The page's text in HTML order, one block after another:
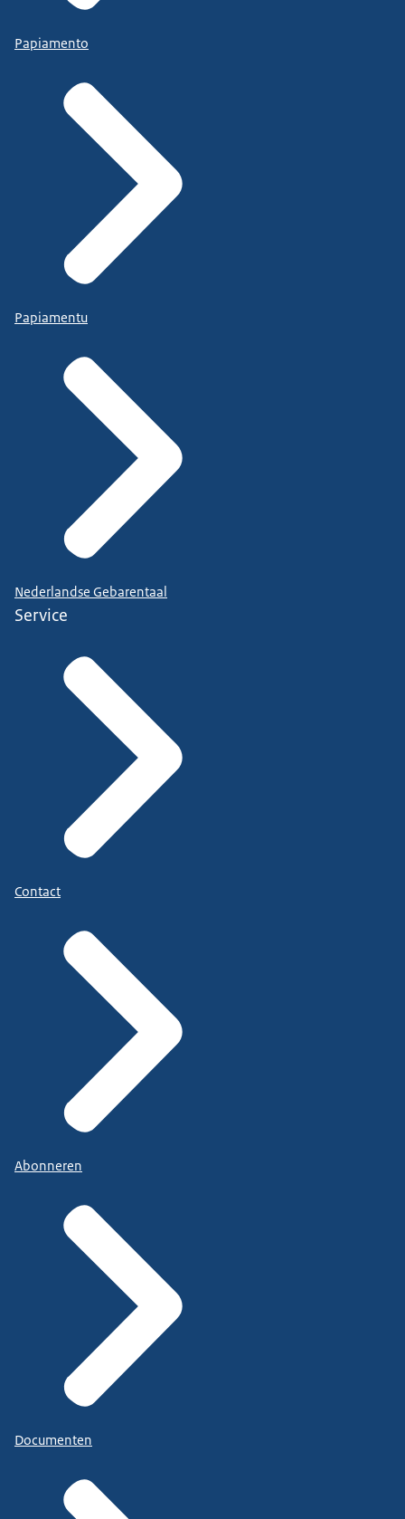
Papiamento
Papiamentu
Nederlandse Gebarentaal
Service
Contact
Abonneren
Documenten